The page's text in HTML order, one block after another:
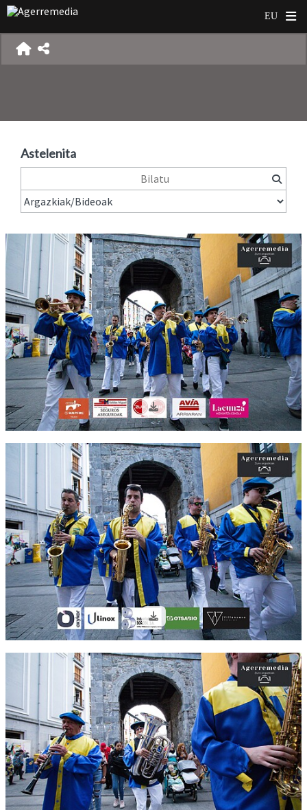
Astelenita